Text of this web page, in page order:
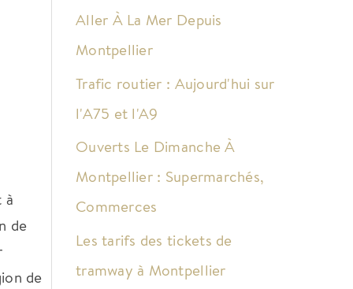
à
de
de
Aller À La Mer Depuis
Montpellier
Trafic routier : Aujourd'hui sur
l'A75 et l'A9
Ouverts Le Dimanche À
Montpellier : Supermarchés,
Commerces
Les tarifs des tickets de
tramway à Montpellier